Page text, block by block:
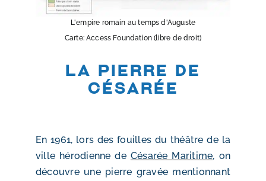
L'empire romain au temps d'Auguste
Carte: Access Foundation (libre de droit)
La pierre de
Césarée
En 1961, lors des fouilles du théâtre de la
ville hérodienne de Césarée Maritime, on
découvre une pierre gravée mentionnant